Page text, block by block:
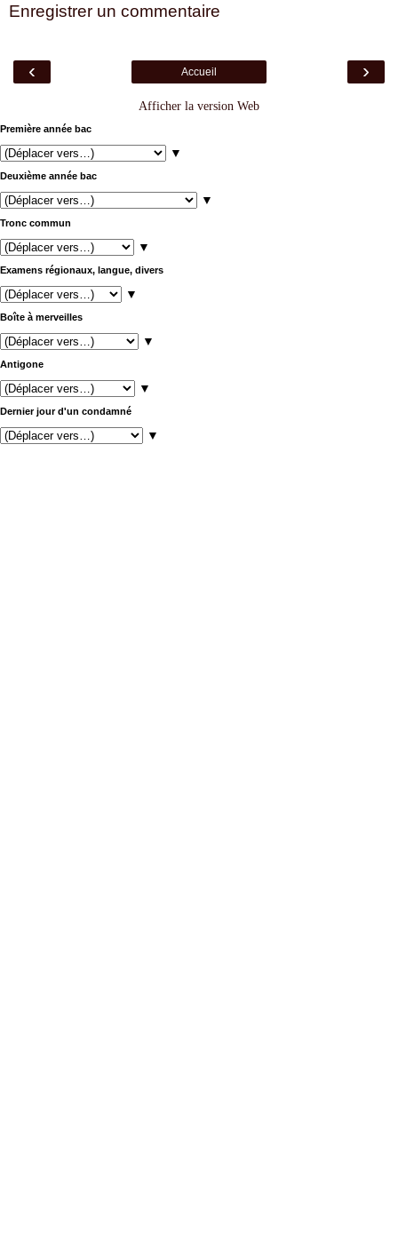
Enregistrer un commentaire
‹ ›
Accueil
Afficher la version Web
Première année bac
▼
Deuxième année bac
▼
Tronc commun
▼
Examens régionaux, langue, divers
▼
Boîte à merveilles
▼
Antigone
▼
Dernier jour d'un condamné
▼